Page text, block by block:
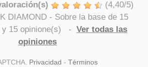
(4,40/5)
DIAMOND- Sobre la base de 15
y 15 opinione(s) - Ver todas las
opiniones
Privacidad - Términos